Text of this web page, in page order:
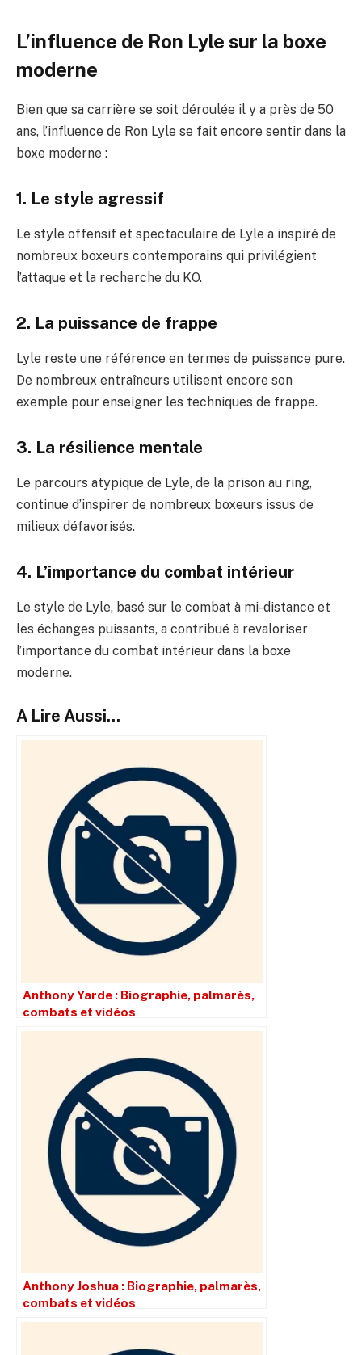
L’influence de Ron Lyle sur la boxe
moderne
Bien que sa carrière se soit déroulée il y a près de 50
ans, l’influence de Ron Lyle se fait encore sentir dans la
boxe moderne :
1. Le style agressif
Le style offensif et spectaculaire de Lyle a inspiré de
nombreux boxeurs contemporains qui privilégient
l’attaque et la recherche du KO.
2. La puissance de frappe
Lyle reste une référence en termes de puissance pure.
De nombreux entraîneurs utilisent encore son
exemple pour enseigner les techniques de frappe.
3. La résilience mentale
Le parcours atypique de Lyle, de la prison au ring,
continue d’inspirer de nombreux boxeurs issus de
milieux défavorisés.
4. L’importance du combat intérieur
Le style de Lyle, basé sur le combat à mi-distance et
les échanges puissants, a contribué à revaloriser
l’importance du combat intérieur dans la boxe
moderne.
A Lire Aussi...
Anthony Yarde : Biographie, palmarès,
combats et vidéos
Anthony Joshua : Biographie, palmarès,
combats et vidéos